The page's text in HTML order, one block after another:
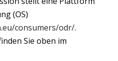
(OS)
consumers/odr/.
Sie oben im